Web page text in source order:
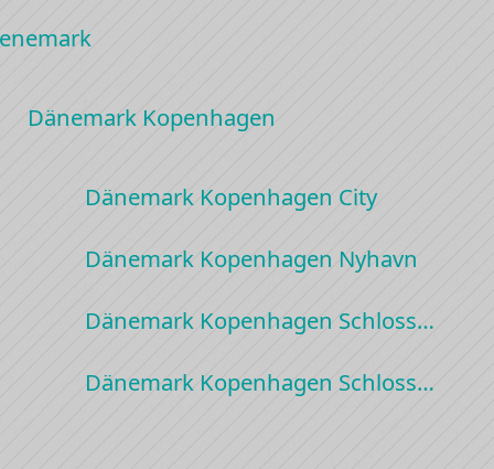
Dänemark Kopenhagen
Dänemark Kopenhagen City
Dänemark Kopenhagen Nyhavn
Dänemark Kopenhagen Schloss…
Dänemark Kopenhagen Schloss…